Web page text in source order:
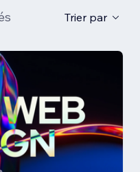
Trier par